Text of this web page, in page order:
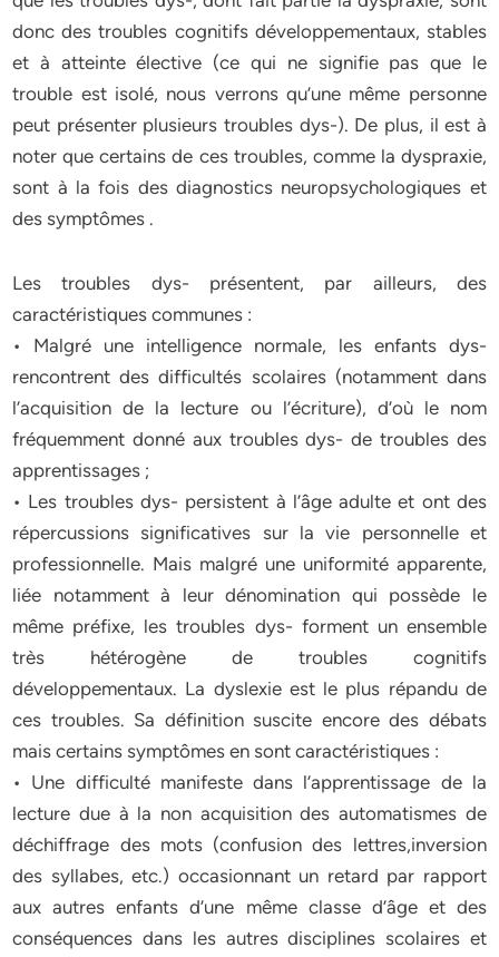
donc des troubles cognitifs développementaux, stables
et à atteinte élective (ce qui ne signifie pas que le
trouble est isolé, nous verrons qu’une même personne
peut présenter plusieurs troubles dys-). De plus, il est à
noter que certains de ces troubles, comme la dyspraxie,
sont à la fois des diagnostics neuropsychologiques et
des symptômes .
Les troubles dys- présentent, par ailleurs, des
caractéristiques communes :
• Malgré une intelligence normale, les enfants dys-
rencontrent des difficultés scolaires (notamment dans
l’acquisition de la lecture ou l’écriture), d’où le nom
fréquemment donné aux troubles dys- de troubles des
apprentissages ;
• Les troubles dys- persistent à l’âge adulte et ont des
répercussions significatives sur la vie personnelle et
professionnelle. Mais malgré une uniformité apparente,
liée notamment à leur dénomination qui possède le
même préfixe, les troubles dys- forment un ensemble
très hétérogène de troubles cognitifs
développementaux. La dyslexie est le plus répandu de
ces troubles. Sa définition suscite encore des débats
mais certains symptômes en sont caractéristiques :
• Une difficulté manifeste dans l’apprentissage de la
lecture due à la non acquisition des automatismes de
déchiffrage des mots (confusion des lettres,inversion
des syllabes, etc.) occasionnant un retard par rapport
aux autres enfants d’une même classe d’âge et des
conséquences dans les autres disciplines scolaires et